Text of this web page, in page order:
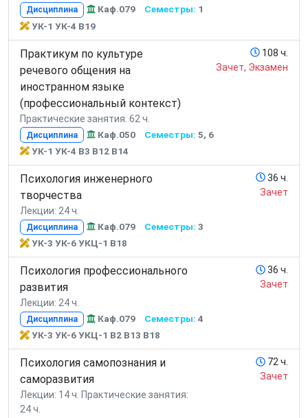
Дисциплина Каф.079 Семестры: 1
УК-1 УК-4 В19
Практикум по культуре
речевого общения на
иностранном языке
(профессиональный контекст)
Практические занятия: 62 ч.
108 ч.
Зачет, Экзамен
Дисциплина Каф.050 Семестры: 5, 6
УК-1 УК-4 В3 В12 В14
Психология инженерного
творчества
Лекции: 24 ч.
36 ч.
Зачет
Дисциплина Каф.079 Семестры: 3
УК-3 УК-6 УКЦ-1 В18
Психология профессионального
развития
Лекции: 24 ч.
36 ч.
Зачет
Дисциплина Каф.079 Семестры: 4
УК-3 УК-6 УКЦ-1 В2 В13 В18
Психология самопознания и
саморазвития
Лекции: 14 ч. Практические занятия:
24 ч.
72 ч.
Зачет